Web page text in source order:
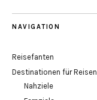
NAVIGATION
Reisefanten
Destinationen für Reisen
Nahziele